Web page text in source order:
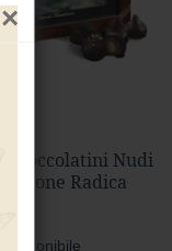
×
Cioccolatini Nudi
in Confezione Radica
Disponibile